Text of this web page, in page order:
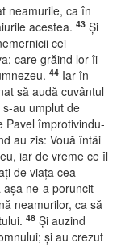
neamurile, ca în
acestea. 43 Şi
cei
care grăind lor îi
44 Iar în
să audă cuvântul
au umplut de
Pavel împrotivindu-
au zis: Vouă întâi
iar de vreme ce îl
de viaţa cea
aşa ne-a poruncit
neamurilor, ca să
48 Şi auzind
şi au crezut